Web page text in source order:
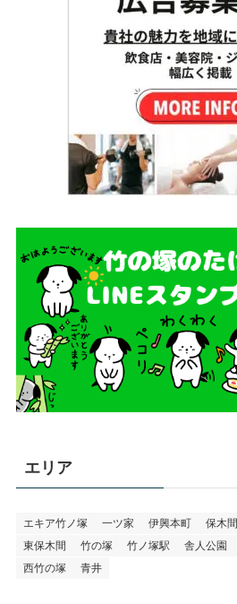
エリア
エキア竹ノ塚 一ツ家 伊興本町 保木間
東保木間
竹の塚 竹ノ塚駅 舎人公園
西竹の塚
青井